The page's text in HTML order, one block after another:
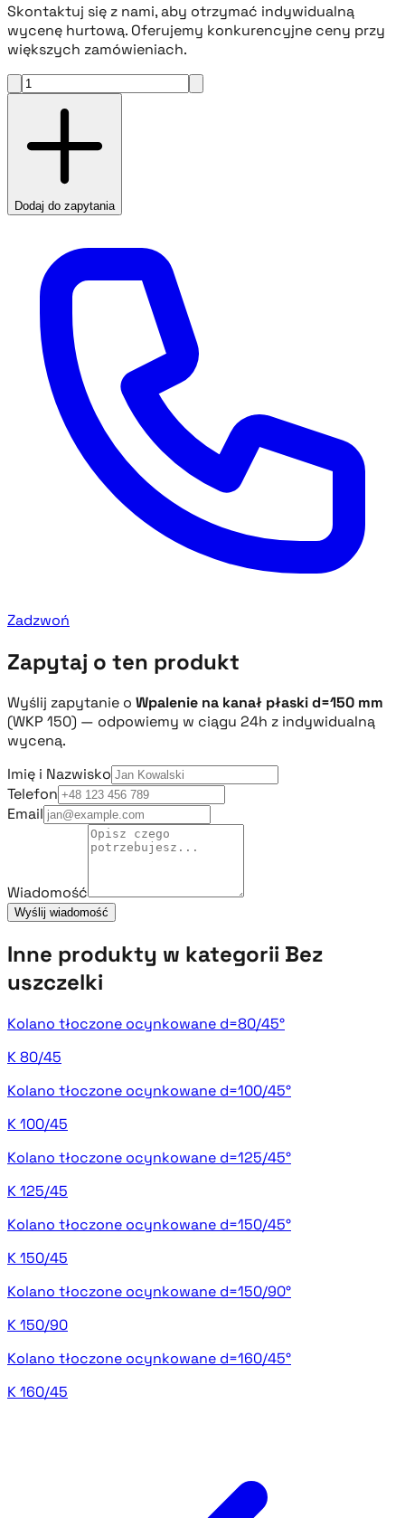
Skontaktuj się z nami, aby otrzymać indywidualną
wycenę hurtową. Oferujemy konkurencyjne ceny przy
większych zamówieniach.
Dodaj do zapytania
Zadzwoń
Zapytaj o ten produkt
Wyślij zapytanie o Wpalenie na kanał płaski d=150 mm
(WKP 150) — odpowiemy w ciągu 24h z indywidualną
wyceną.
Imię i Nazwisko
Telefon
Email
Wiadomość
Wyślij wiadomość
Inne produkty w kategorii Bez
uszczelki
Kolano tłoczone ocynkowane d=80/45°
K 80/45
Kolano tłoczone ocynkowane d=100/45°
K 100/45
Kolano tłoczone ocynkowane d=125/45°
K 125/45
Kolano tłoczone ocynkowane d=150/45°
K 150/45
Kolano tłoczone ocynkowane d=150/90°
K 150/90
Kolano tłoczone ocynkowane d=160/45°
K 160/45